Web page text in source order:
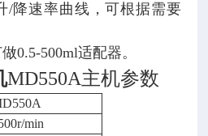
/降速率曲线，可根据需要
0.5-500ml适配器。
MD550A主机参数
min